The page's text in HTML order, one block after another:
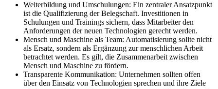
Weiterbildung und Umschulungen: Ein zentraler Ansatzpunkt
ist die Qualifizierung der Belegschaft. Investitionen in
Schulungen und Trainings sichern, dass Mitarbeiter den
Anforderungen der neuen Technologien gerecht werden.
Mensch und Maschine als Team: Automatisierung sollte nicht
als Ersatz, sondern als Ergänzung zur menschlichen Arbeit
betrachtet werden. Es gilt, die Zusammenarbeit zwischen
Mensch und Maschine zu fördern.
Transparente Kommunikation: Unternehmen sollten offen
über den Einsatz von Technologien sprechen und ihre Ziele